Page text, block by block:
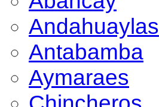
Andahuaylas
Antabamba
Aymaraes